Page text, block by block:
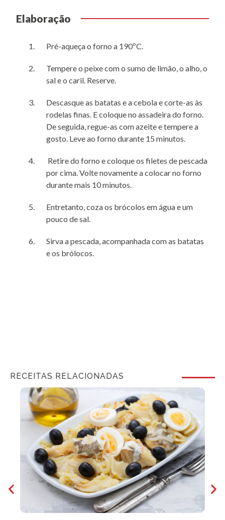
Elaboração
Pré-aqueça o forno a 190ºC.
Tempere o peixe com o sumo de limão, o alho, o
sal e o caril. Reserve.
Descasque as batatas e a cebola e corte-as às
rodelas finas. E coloque no assadeira do forno.
De seguida, regue-as com azeite e tempere a
gosto. Leve ao forno durante 15 minutos.
Retire do forno e coloque os filetes de pescada
por cima. Volte novamente a colocar no forno
durante mais 10 minutos.
Entretanto, coza os brócolos em água e um
pouco de sal.
Sirva a pescada, acompanhada com as batatas
e os brólocos.
RECEITAS RELACIONADAS